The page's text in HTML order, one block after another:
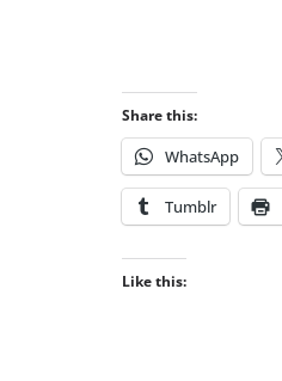
Share this:
WhatsApp
Tumblr
Like this: